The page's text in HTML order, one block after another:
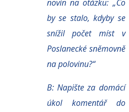
novin na otázku: „Co
by se stalo, kdyby se
snížil počet míst v
Poslanecké sněmovně
na polovinu?“
B: Napište za domácí
úkol komentář do